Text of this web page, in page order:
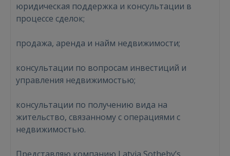
юридическая поддержка и консультации в
процессе сделок;
продажа, аренда и найм недвижимости;
консультации по вопросам инвестиций и
управления недвижимостью;
консультации по получению вида на
жительство, связанному с операциями с
недвижимостью.